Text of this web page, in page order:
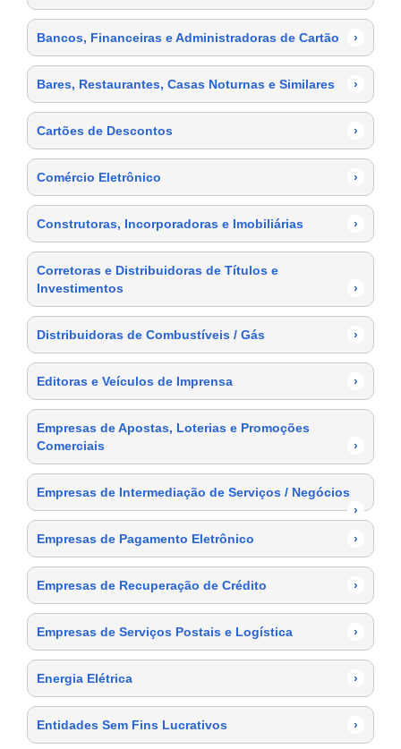
Bancos, Financeiras e Administradoras de Cartão ›
Bares, Restaurantes, Casas Noturnas e Similares ›
Cartões de Descontos ›
Comércio Eletrônico ›
Construtoras, Incorporadoras e Imobiliárias ›
Corretoras e Distribuidoras de Títulos e
Investimentos
›
Distribuidoras de Combustíveis / Gás ›
Editoras e Veículos de Imprensa ›
Empresas de Apostas, Loterias e Promoções
Comerciais
›
Empresas de Intermediação de Serviços / Negócios
›
Empresas de Pagamento Eletrônico
›
Empresas de Recuperação de Crédito ›
Empresas de Serviços Postais e Logística ›
Energia Elétrica ›
Entidades Sem Fins Lucrativos ›